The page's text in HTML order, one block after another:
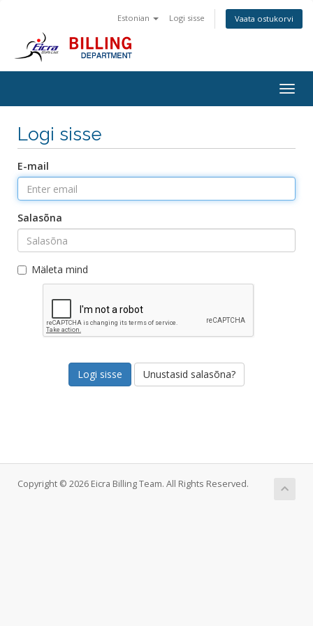
Estonian Logi sisse Vaata ostukorvi
Logi sisse
E-mail
Salasõna
Mäleta mind
Unustasid salasõna?
Copyright © 2026 Eicra Billing Team. All Rights Reserved.